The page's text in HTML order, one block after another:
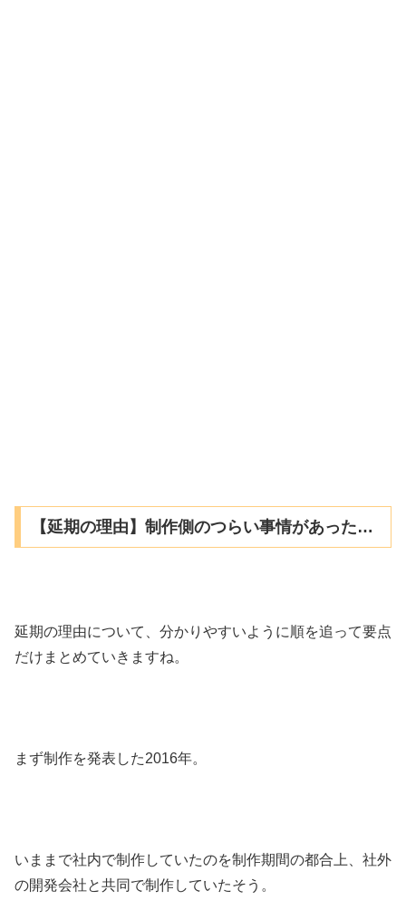
【延期の理由】制作側のつらい事情があった…
延期の理由について、分かりやすいように順を追って要点
だけまとめていきますね。
まず制作を発表した2016年。
いままで社内で制作していたのを制作期間の都合上、社外
の開発会社と共同で制作していたそう。